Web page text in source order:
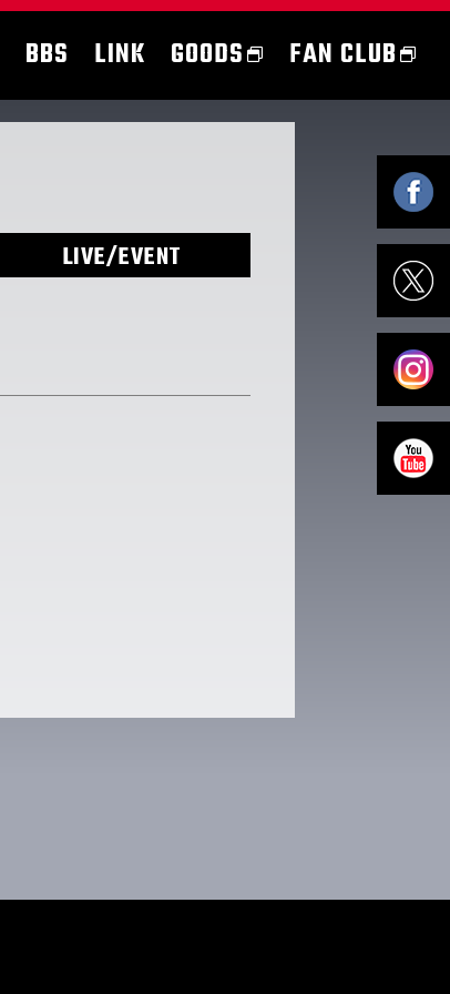
BBS LINK GOODS FAN CLUB
LIVE/EVENT